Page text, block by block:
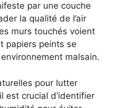
par une couche
la qualité de l’air
murs touchés voient
papiers peints se
malsain.
pour lutter
est crucial d’identifier